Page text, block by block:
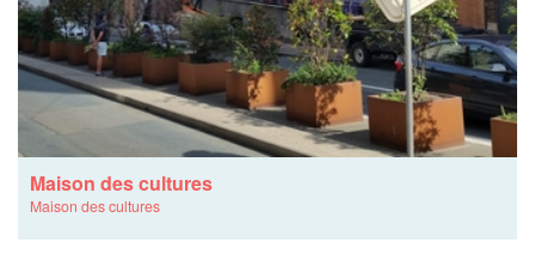
Maison des cultures
Maison des cultures